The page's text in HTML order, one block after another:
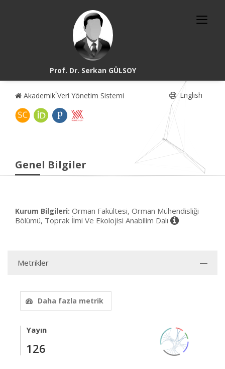
Prof. Dr. Serkan GÜLSOY
Akademik Veri Yönetim Sistemi English
Genel Bilgiler
Kurum Bilgileri: Orman Fakültesi, Orman Mühendisliği
Bölümü, Toprak İlmi Ve Ekolojisi Anabilim Dalı
Metrikler
Daha fazla metrik
Yayın
126